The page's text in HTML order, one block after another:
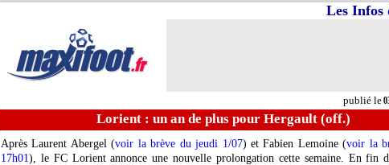
publié le
Les Infos
Lorient : un an de plus pour Hergault (off.)
Après Laurent Abergel (voir la brève du jeudi 1/07) et Fabien Lemoine (voir la
17h01), le FC Lorient annonce une nouvelle prolongation cette semaine. En fin